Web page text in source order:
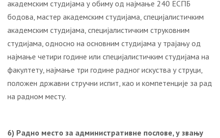
академским студијама у обиму од најмање 240 ЕСПБ
бодова, мастер академским студијама, специјалистичким
академским студијама, специјалистичким струковним
студијама, односно на основним студијама у трајању од
најмање четири године или специјалистичким студијама на
факултету, најмање три године радног искуства у струци,
положен државни стручни испит, као и компетенције за рад
на радном месту.
6) Радно место за административне послове, у звању